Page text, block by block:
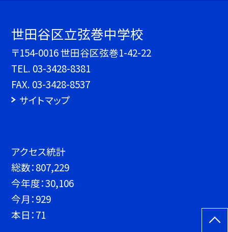
世田谷区立弦巻中学校
〒154-0016 世田谷区弦巻1-42-22
TEL. 03-3428-8381
FAX. 03-3428-8537
サイトマップ
アクセス統計
総数：807,229
今年度：30,106
今月：929
本日：71